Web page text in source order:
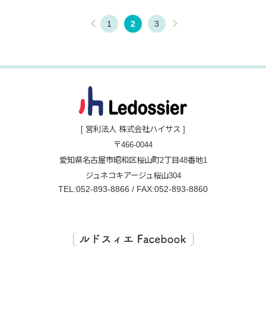
< 1 2 3 >
[ 営利法人 株式会社ハイサス ]
〒466-0044
愛知県名古屋市昭和区桜山町2丁目48番地1
ジュネコキアージュ桜山304
TEL:052-893-8866 / FAX:052-893-8860